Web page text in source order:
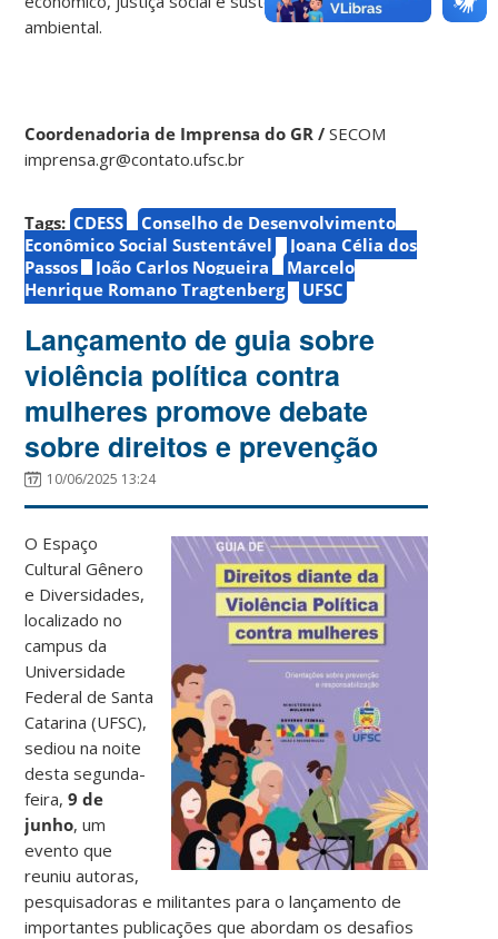
ambiental.
Coordenadoria de Imprensa do GR /SECOM
imprensa.gr@contato.ufsc.br
Tags: CDESS
Conselho de Desenvolvimento
Econômico Social Sustentável
Joana Célia dos
Passos
João Carlos Nogueira
Marcelo
Henrique Romano Tragtenberg
UFSC
Lançamento de guia sobre
violência política contra
mulheres promove debate
sobre direitos e prevenção
10/06/2025 13:24
O Espaço
Cultural Gênero
e Diversidades,
localizado no
campus da
Universidade
Federal de Santa
Catarina (UFSC),
sediou na noite
desta segunda-
feira,9 de
junho, um
evento que
reuniu autoras,
pesquisadoras e militantes para o lançamento de
importantes publicações que abordam os desafios